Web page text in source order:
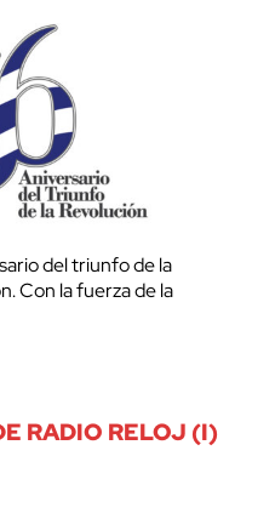
del triunfo de la
Con la fuerza de la
RADIO RELOJ (I)